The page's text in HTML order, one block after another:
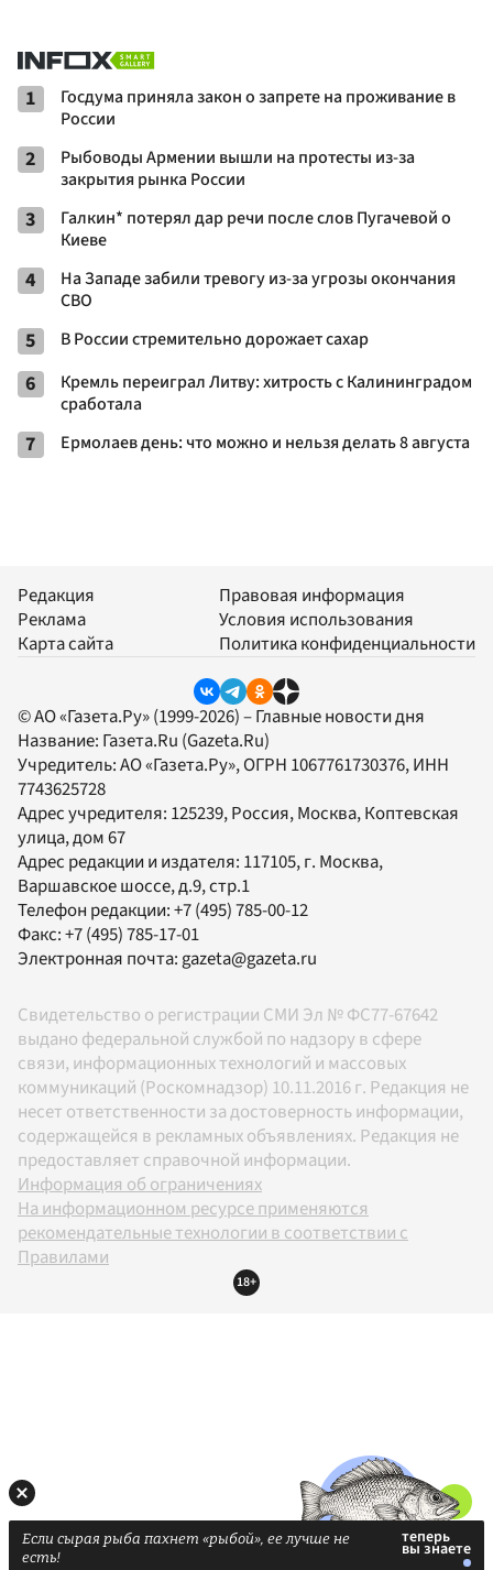
1
Госдума приняла закон о запрете на проживание в
России
2
Рыбоводы Армении вышли на протесты из-за
закрытия рынка России
3
Галкин* потерял дар речи после слов Пугачевой о
Киеве
4
На Западе забили тревогу из-за угрозы окончания
СВО
5 В России стремительно дорожает сахар
6
Кремль переиграл Литву: хитрость с Калининградом
сработала
7 Ермолаев день: что можно и нельзя делать 8 августа
Редакция
Реклама
Карта сайта
Правовая информация
Условия использования
Политика конфиденциальности
© АО «Газета.Ру» (1999-2026) – Главные новости дня
Название: Газета.Ru (Gazeta.Ru)
Учредитель:АО «Газета.Ру», ОГРН 1067761730376, ИНН
7743625728
Адрес учредителя: 125239, Россия, Москва, Коптевская
улица, дом 67
Адрес редакции и издателя: 117105, г. Москва,
Варшавское шоссе, д.9, стр.1
Телефон редакции:+7 (495) 785-00-12
Факс:+7 (495) 785-17-01
Электронная почта:gazeta@gazeta.ru
Свидетельство о регистрации СМИ Эл № ФС77-67642
выдано федеральной службой по надзору в сфере
связи, информационных технологий и массовых
коммуникаций (Роскомнадзор) 10.11.2016 г. Редакция не
несет ответственности за достоверность информации,
содержащейся в рекламных объявлениях. Редакция не
предоставляет справочной информации.
Информация об ограничениях
На информационном ресурсе применяются
рекомендательные технологии в соответствии с
Правилами
18+
Если сырая рыба пахнет «рыбой», ее лучше не
есть!